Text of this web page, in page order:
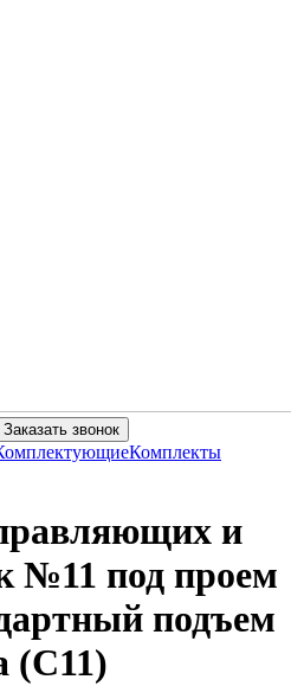
Заказать звонок
Комплекты
и
№11 под проем
подъем
(С11)